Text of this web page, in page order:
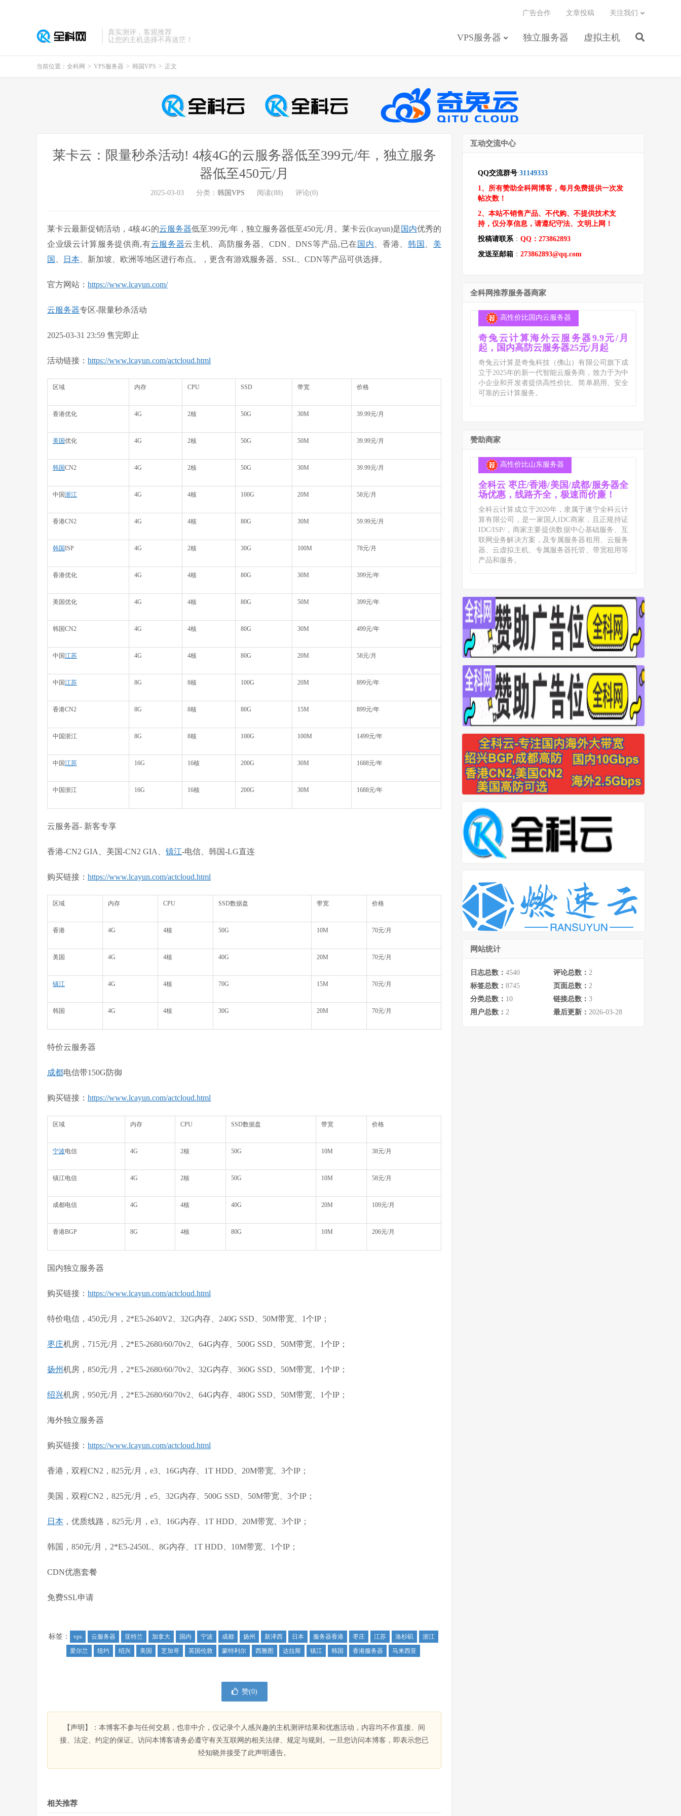
真实测评，客观推荐
让您的主机选择不再迷茫！
VPS服务器 独立服务器 虚拟主机
广告合作 文章投稿 关注我们
当前位置： 全科网 > VPS服务器 > 韩国VPS > 正文
莱卡云：限量秒杀活动! 4核4G的云服务器低至399元/年，独立服务
器低至450元/月
2025-03-03 分类： 韩国VPS 阅读(88) 评论(0)
莱卡云最新促销活动，4核4G的云服务器低至399元/年 ，独立服务器低至450元/月。 莱卡云(lcayun)是国内优秀的
企业级云计算服务提供商,有云服务器云主机、高防服务器、CDN、DNS等产品,已在 国内 、香港、韩国
美
国
日本 、新加坡、欧洲等地区进行布点。 ，更含有游戏服务器、SSL、CDN等产品可供选择。
官方网站 ： https://www.lcayun.com/
云服务器专区-限量秒杀活动
2025-03-31 23:59 售完即止
活动链接： https://www.lcayun.com/actcloud.html
区域 内存 CPU SSD 带宽 价格
香港优化 4G 2核 50G 30M 39.99元/月
美国优化 4G 2核 50G 50M 39.99元/月
韩国CN2 4G 2核 50G 30M 39.99元/月
中国浙江 4G 4核 100G 20M 58元/月
香港CN2 4G 4核 80G 30M 59.99元/月
韩国ISP 4G 2核 30G 100M 78元/月
香港优化 4G 4核 80G 30M 399元/年
美国优化 4G 4核 80G 50M 399元/年
韩国CN2 4G 4核 80G 30M 499元/年
中国江苏 4G 4核 80G 20M 58元/月
中国江苏 8G 8核 100G 20M 899元/年
香港CN2 8G 8核 80G 15M 899元/年
中国浙江 8G 8核 100G 100M 1499元/年
中国江苏 16G 16核 200G 30M 1688元/年
中国浙江 16G 16核 200G 30M 1688元/年
云服务器- 新客专享
香港-CN2 GIA、美国-CN2 GIA、 镇江-电信、韩国-LG直连
购买链接： https://www.lcayun.com/actcloud.html
区域 内存 CPU SSD数据盘 带宽 价格
香港 4G 4核 50G 10M 70元/月
美国 4G 4核 40G 20M 70元/月
镇江 4G 4核 70G 15M 70元/月
韩国 4G 4核 30G 20M 70元/月
特价云服务器
成都电信带150G防御
购买链接： https://www.lcayun.com/actcloud.html
区域 内存 CPU SSD数据盘 带宽 价格
宁波电信 4G 2核 50G 10M 38元/月
镇江电信 4G 2核 50G 10M 58元/月
成都电信 4G 4核 40G 20M 109元/月
香港BGP 8G 4核 80G 10M 206元/月
国内独立服务器
购买链接： https://www.lcayun.com/actcloud.html
特价电信，450元/月，2*E5-2640V2、32G内存、240G SSD、50M带宽、1个IP；
枣庄机房，715元/月，2*E5-2680/60/70v2、64G内存、500G SSD、50M带宽、1个IP；
扬州机房，850元/月，2*E5-2680/60/70v2、32G内存、360G SSD、50M带宽、1个IP；
绍兴机房，950元/月，2*E5-2680/60/70v2、64G内存、480G SSD、50M带宽、1个IP；
海外独立服务器
购买链接： https://www.lcayun.com/actcloud.html
香港，双程CN2，825元/月，e3、16G内存、1T HDD、20M带宽、3个IP；
美国，双程CN2，825元/月，e5、32G内存、500G SSD、50M带宽、3个IP；
日本 ，优质线路，825元/月，e3、16G内存、1T HDD、20M带宽、3个IP；
韩国，850元/月，2*E5-2450L、8G内存、1T HDD、10M带宽、1个IP；
CDN优惠套餐
免费SSL申请
标签： vps 云服务器 亚特兰 加拿大 国内 宁波 成都 扬州 新泽西 日本 服务器香港 枣庄 江苏 洛杉矶
浙江
爱尔兰
纽约 绍兴 美国 芝加哥 英国伦敦 蒙特利尔 西雅图 达拉斯 镇江 韩国 香港服务器 马来西亚
赞(0)
【声明】：本博客不参与任何交易，也非中介，仅记录个人感兴趣的主机测评结果和优惠活动，内容均不作直接、间
接、法定、约定的保证。访问本博客请务必遵守有关互联网的相关法律、规定与规则。一旦您访问本博客，即表示您已
经知晓并接受了此声明通告。
相关推荐
互动交流中心
QQ交流群号:31149333
1、所有赞助全科网博客，每月免费提供一次发
帖次数！
2、本站不销售产品、不代购、不提供技术支
持，仅分享信息，请遵纪守法、文明上网！
投稿请联系： QQ：273862893
发送至邮箱 ： 273862893@qq.com
全科网推荐服务器商家
高性价比国内云服务器
奇兔云计算海外云服务器9.9元/月
起，国内高防云服务器25元/月起
奇兔云计算是奇兔科技（佛山）有限公司旗下成
立于2025年的新一代智能云服务商，致力于为中
小企业和开发者提供高性价比、简单易用、安全
可靠的云计算服务。
赞助商家
高性价比山东服务器
全科云 枣庄/香港/美国/成都/服务器全
场优惠，线路齐全，极速而价廉！
全科云计算成立于2020年，隶属于遂宁全科云计
算有限公司，是一家国人IDC商家，且正规持证
IDC/ISP/，商家主要提供数据中心基础服务、互
联网业务解决方案，及专属服务器租用、云服务
器、云虚拟主机、专属服务器托管、带宽租用等
产品和服务。
网站统计
日志总数： 4540 评论总数： 2
标签总数： 8745 页面总数： 2
分类总数： 10 链接总数： 3
用户总数： 2 最后更新： 2026-03-28